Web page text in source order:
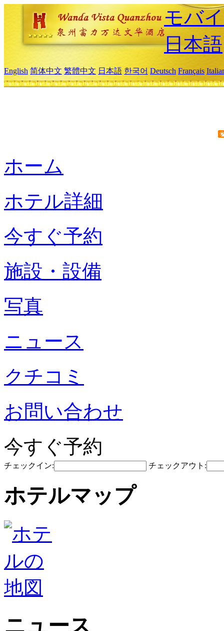
モバ
日本語
English 简体中文 繁體中文 日本語 한국어 Deutsch Français
ホーム
ホテル詳細
今すぐ予約
施設・設備
写真
ニュース
クチコミ
お問い合わせ
今すぐ予約
チェックイン: チェックアウト:
ホテルマップ
ニュース